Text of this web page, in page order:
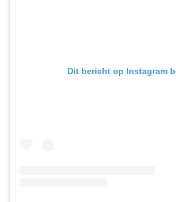
Dit bericht op Instagram